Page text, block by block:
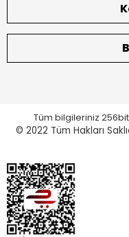
Tüm bilgileriniz 256bit
© 2022 Tüm Hakları